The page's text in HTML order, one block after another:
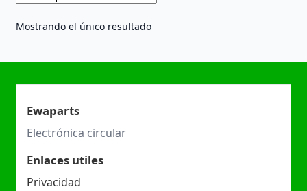
Mostrando el único resultado
Ewaparts
Electrónica circular
Enlaces utiles
Privacidad